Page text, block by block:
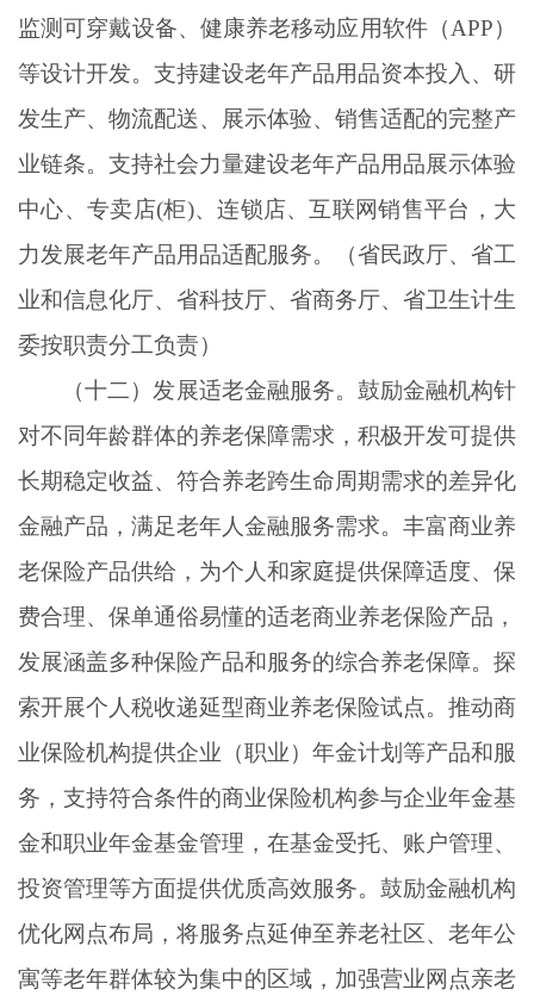
监测可穿戴设备、健康养老移动应用软件（APP）
等设计开发。支持建设老年产品用品资本投入、研
发生产、物流配送、展示体验、销售适配的完整产
业链条。支持社会力量建设老年产品用品展示体验
中心、专卖店(柜)、连锁店、互联网销售平台，大
力发展老年产品用品适配服务。（省民政厅、省工
业和信息化厅、省科技厅、省商务厅、省卫生计生
委按职责分工负责）
（十二）发展适老金融服务。鼓励金融机构针
对不同年龄群体的养老保障需求，积极开发可提供
长期稳定收益、符合养老跨生命周期需求的差异化
金融产品，满足老年人金融服务需求。丰富商业养
老保险产品供给，为个人和家庭提供保障适度、保
费合理、保单通俗易懂的适老商业养老保险产品，
发展涵盖多种保险产品和服务的综合养老保障。探
索开展个人税收递延型商业养老保险试点。推动商
业保险机构提供企业（职业）年金计划等产品和服
务，支持符合条件的商业保险机构参与企业年金基
金和职业年金基金管理，在基金受托、账户管理、
投资管理等方面提供优质高效服务。鼓励金融机构
优化网点布局，将服务点延伸至养老社区、老年公
寓等老年群体较为集中的区域，加强营业网点亲老